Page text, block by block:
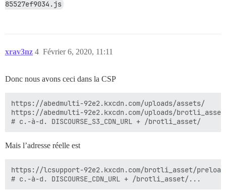
85527ef9034.js
xrav3nz Février 6, 2020, 11:11
4
Donc nous avons ceci dans la CSP
https://abedmulti-92e2.kxcdn.com/uploads/assets/
https://abedmulti-92e2.kxcdn.com/uploads/
Mais l’adresse réelle est
https://lcsupport-92e2.kxcdn.com/brotli_asset/preload-